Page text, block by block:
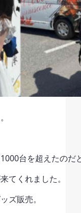
台を超えたのだ
てくれました。
ズ販売。